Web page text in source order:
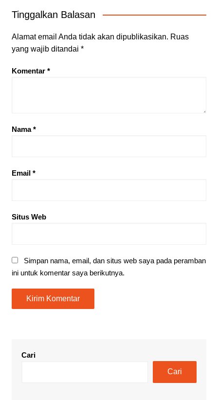
Tinggalkan Balasan
Alamat email Anda tidak akan dipublikasikan. Ruas
yang wajib ditandai *
Komentar *
Nama*
Email *
Situs Web
Simpan nama, email, dan situs web saya pada peramban
ini untuk komentar saya berikutnya.
Cari
Cari